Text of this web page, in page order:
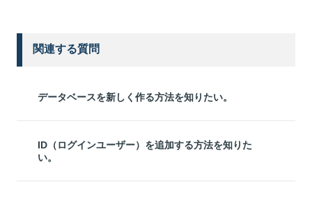
関連する質問
データベースを新しく作る方法を知りたい。
ID（ログインユーザー）を追加する方法を知りた
い。